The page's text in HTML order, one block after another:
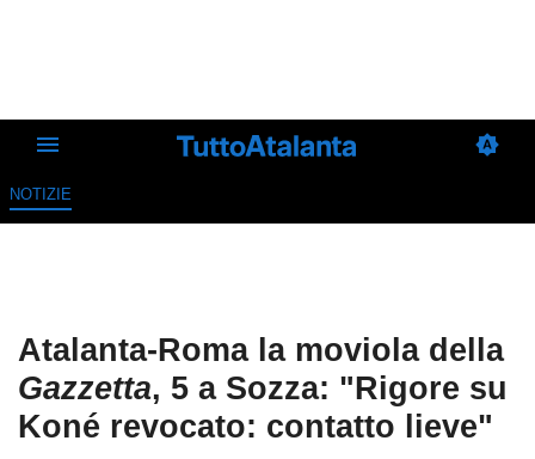
NOTIZIE
Atalanta-Roma la moviola della
Gazzetta, 5 a Sozza: "Rigore su
Koné revocato: contatto lieve"